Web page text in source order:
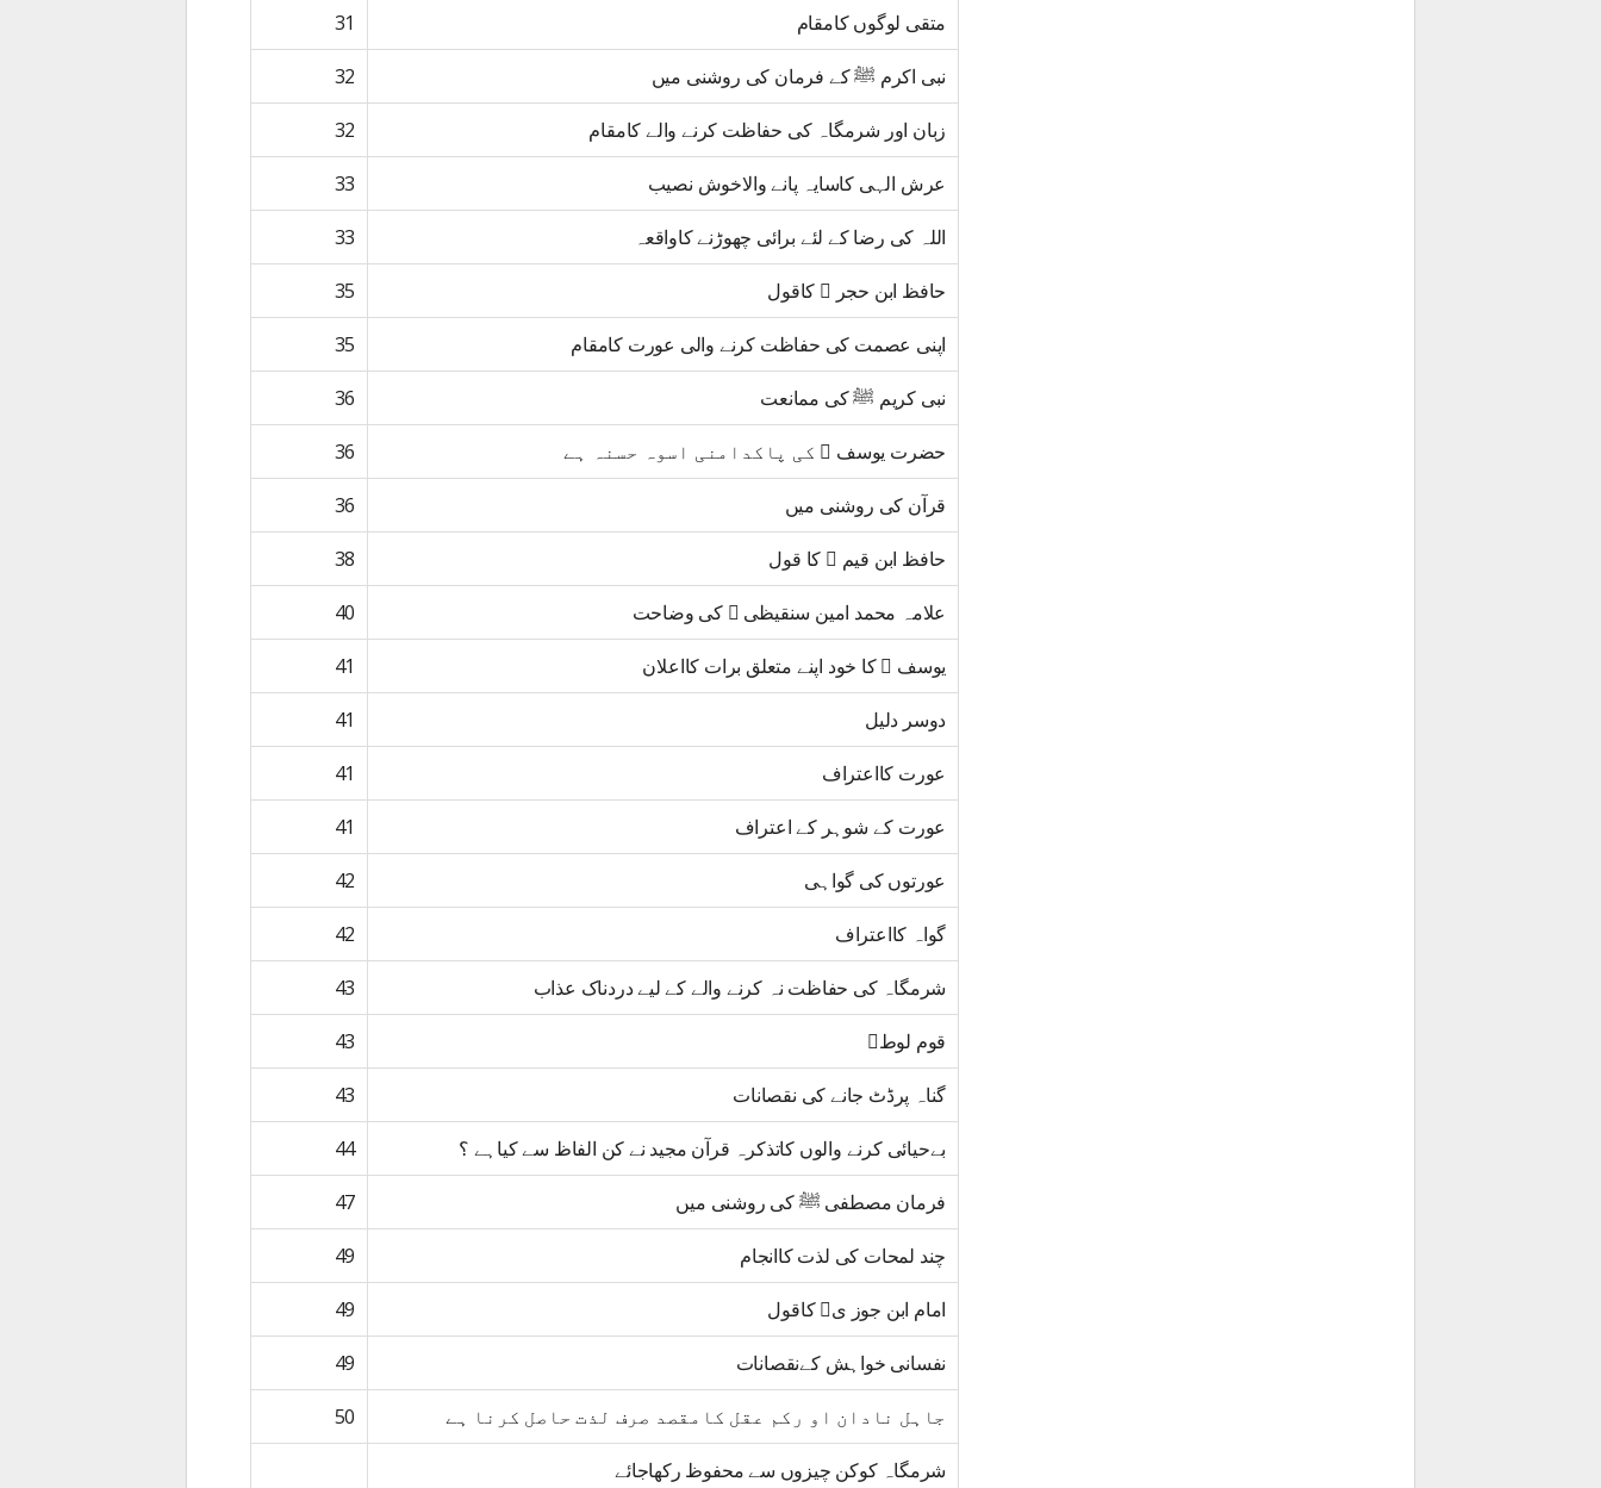
متقی لوگوں کامقام 31
نبی اکرم ﷺ کے فرمان کی روشنی میں 32
زبان اور شرمگاہ کی حفاظت کرنے والے کامقام 32
عرش الہی کاسایہ پانے والاخوش نصیب 33
اللہ کی رضا کے لئے برائی چھوڑنے کاواقعہ 33
حافظ ابن حجر ﷫ کاقول 35
اپنی عصمت کی حفاظت کرنے والی عورت کامقام 35
نبی کریم ﷺ کی ممانعت 36
حضرت یوسف ﷤ کی پاکدامنی اسوہ حسنہ ہے 36
قرآن کی روشنی میں 36
حافظ ابن قیم ﷫ کا قول 38
علامہ محمد امین سنقیظی ﷫ کی وضاحت 40
یوسف ﷤ کا خود اپنے متعلق برات کااعلان 41
دوسر دلیل 41
عورت کااعتراف 41
عورت کے شوہر کے اعتراف 41
عورتوں کی گواہی 42
گواہ کااعتراف 42
شرمگاہ کی حفاظت نہ کرنے والے کے لیے دردناک عذاب 43
قوم لوط﷤ 43
گناہ پرڈٹ جانے کی نقصانات 43
بےحیائی کرنے والوں کاتذکرہ قرآن مجید نے کن الفاظ سے کیاہے ؟ 44
فرمان مصطفی ﷺ کی روشنی میں 47
چند لمحات کی لذت کاانجام 49
امام ابن جوز ی﷫ کاقول 49
نفسانی خواہش کےنقصانات 49
جاہل نادان او رکم عقل کامقصد صرف لذت حاصل کرنا ہے 50
شرمگاہ کوکن چیزوں سے محفوظ رکھاجائے